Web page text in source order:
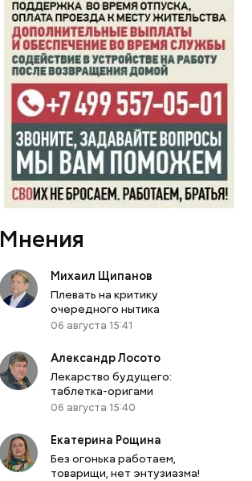
Мнения
Михаил Щипанов
Плевать на критику
очередного нытика
06 августа 15:41
Александр Лосото
Лекарство будущего:
таблетка-оригами
06 августа 15:40
Екатерина Рощина
Без огонька работаем,
товарищи, нет энтузиазма!